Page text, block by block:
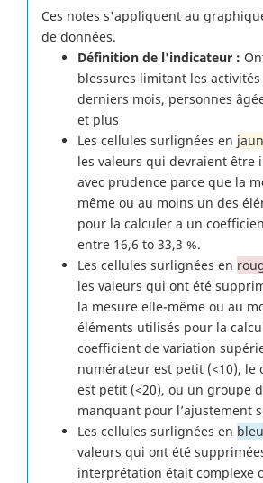
Ces notes s'appliquent au
de données.
Définition de l'indicateur :
blessures limitant les activités
derniers mois, personnes
et plus
Les cellules surlignées en
les valeurs qui devraient être
avec prudence parce que la
même ou au moins un des
pour la calculer a un
entre 16,6 to 33,3 %.
Les cellules surlignées en
les valeurs qui ont été
la mesure elle-même ou au
éléments utilisés pour la
coefficient de variation
numérateur est petit (<10), le
est petit (<20), ou un groupe
manquant pour l’ajustement
Les cellules surlignées en bleu
valeurs qui ont été
interprétation était complexe